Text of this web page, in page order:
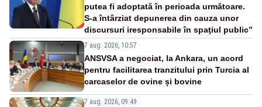
putea fi adoptată în perioada următoare.
S-a întârziat depunerea din cauza unor
discursuri iresponsabile în spaţiul public”
7 aug. 2026, 10:57
ANSVSA a negociat, la Ankara, un acord
pentru facilitarea tranzitului prin Turcia al
carcaselor de ovine și bovine
7 aug. 2026, 09:49